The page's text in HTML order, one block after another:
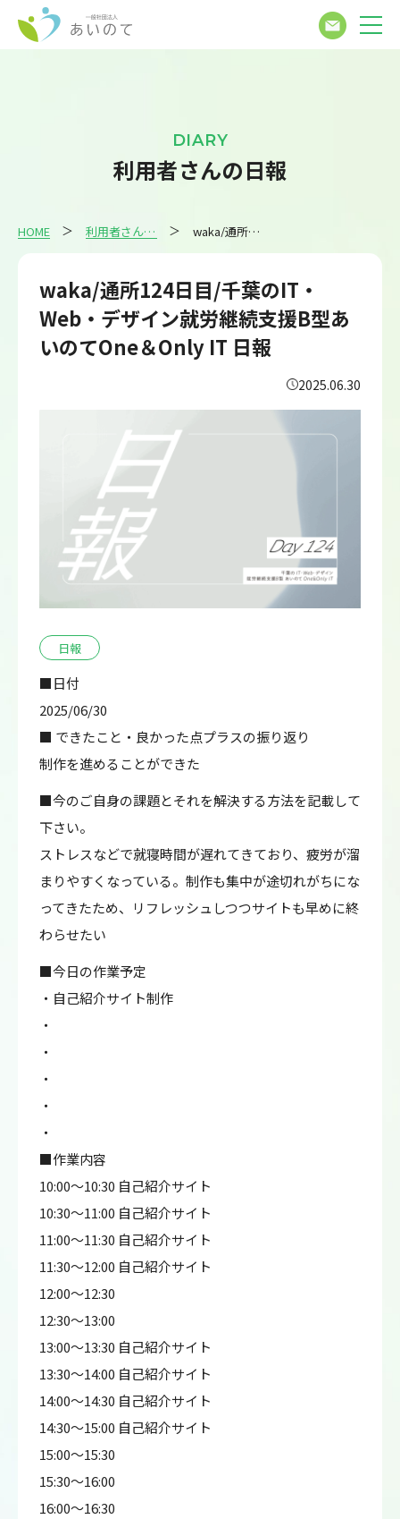
DIARY
利用者さんの日報
HOME 利用者さんの日報 waka/通所124日目/千葉のIT・Web・デザイン就労継続支援B型あいのてOne＆Only IT 日報
waka/通所124日目/千葉のIT・
Web・デザイン就労継続支援B型あ
いのてOne＆Only IT 日報
2025.06.30
日報
■日付
2025/06/30
■ できたこと・良かった点プラスの振り返り
制作を進めることができた
■今のご自身の課題とそれを解決する方法を記載して
下さい。
ストレスなどで就寝時間が遅れてきており、疲労が溜
まりやすくなっている。制作も集中が途切れがちにな
ってきたため、リフレッシュしつつサイトも早めに終
わらせたい
■今日の作業予定
・自己紹介サイト制作
・
・
・
・
・
■作業内容
10:00～10:30 自己紹介サイト
10:30～11:00 自己紹介サイト
11:00～11:30 自己紹介サイト
11:30～12:00 自己紹介サイト
12:00～12:30
12:30～13:00
13:00～13:30 自己紹介サイト
13:30～14:00 自己紹介サイト
14:00～14:30 自己紹介サイト
14:30～15:00 自己紹介サイト
15:00～15:30
15:30～16:00
16:00～16:30